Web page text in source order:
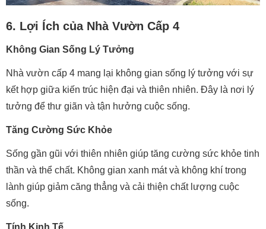
6. Lợi Ích của Nhà Vườn Cấp 4
Không Gian Sống Lý Tưởng
Nhà vườn cấp 4 mang lại không gian sống lý tưởng với sự
kết hợp giữa kiến trúc hiện đại và thiên nhiên. Đây là nơi lý
tưởng để thư giãn và tận hưởng cuộc sống.
Tăng Cường Sức Khỏe
Sống gần gũi với thiên nhiên giúp tăng cường sức khỏe tinh
thần và thể chất. Không gian xanh mát và không khí trong
lành giúp giảm căng thẳng và cải thiện chất lượng cuộc
sống.